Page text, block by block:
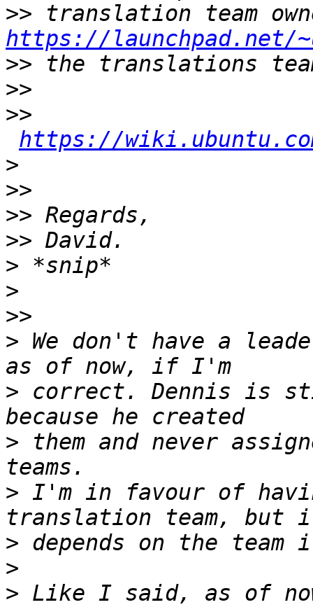
>>
https://launchpad.net/
>>
>>
>>
https://
>
>>
>>
>>
>
>
>>
> We don't have a
> correct. Dennis is
> them and never
> I'm in favour of
>
>
> Like I said, as of